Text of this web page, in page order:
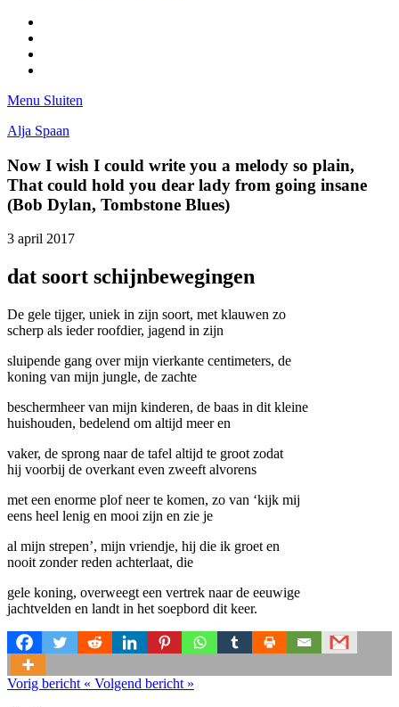
Menu Sluiten
Alja Spaan
Now I wish I could write you a melody so plain,
That could hold you dear lady from going insane
(Bob Dylan, Tombstone Blues)
3 april 2017
dat soort schijnbewegingen
De gele tijger, uniek in zijn soort, met klauwen zo
scherp als ieder roofdier, jagend in zijn
sluipende gang over mijn vierkante centimeters, de
koning van mijn jungle, de zachte
beschermheer van mijn kinderen, de baas in dit kleine
huishouden, bedelend om altijd meer en
vaker, de sprong naar de tafel altijd te groot zodat
hij voorbij de overkant even zweeft alvorens
met een enorme plof neer te komen, zo van ‘kijk mij
eens heel lenig en mooi zijn en zie je
al mijn strepen’, mijn vriendje, hij die ik groet en
nooit zonder reden achterlaat, die
gele koning, overweegt een vertrek naar de eeuwige
jachtvelden en landt in het soepbord dit keer.
Vorig bericht « Volgend bericht »